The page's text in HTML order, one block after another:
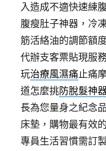
入造成不適快速練
腹瘦肚子神器，冷
筋活絡油的調節額
代辦支客票貼現服
玩治療風濕痛止痛
道怎麼挑防脫髮神
長為您量身之紀念
床墊，購物最有效
專員生活習慣需訂